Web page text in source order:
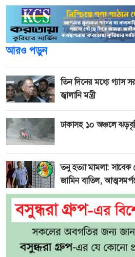
আরও পড়ুন
তিন দিনের মধ্যে গ্যাস
জ্বালানি মন্ত্রী
ঢাকাসহ ১০ অঞ্চলে
তনু হত্যা মামলা: সাবেক
জামিন বাতিল,